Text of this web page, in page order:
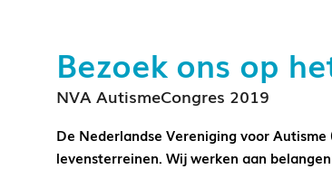
Bezoek ons op
NVA AutismeCongres 2019
De Nederlandse Vereniging voor
levensterreinen. Wij werken aan